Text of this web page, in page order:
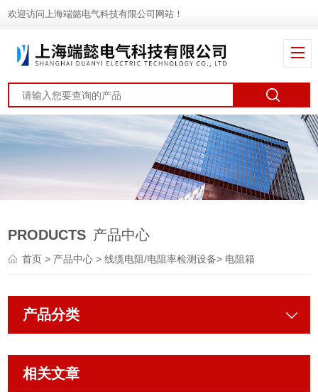
欢迎访问上海端懿电气科技有限公司网站！
PRODUCTS 产品中心
首页> 产品中心>线缆电阻/电阻率检测设备> 电阻箱
产品分类
相关文章